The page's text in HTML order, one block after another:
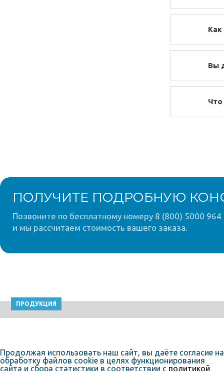
Как
Вы
Что
ПОЛУЧИТЕ ПОДРОБНУЮ
Позвоните по бесплатному номеру 8 (800) 5000 964
и мы рассчитаем стоимость вашего заказа.
ПРОДУКЦИЯ
Продолжая использовать наш сайт, вы даёте согласие на
обработку файлов cookie в целях функционирования
сайта и сбора статистики в соответствии с политикой